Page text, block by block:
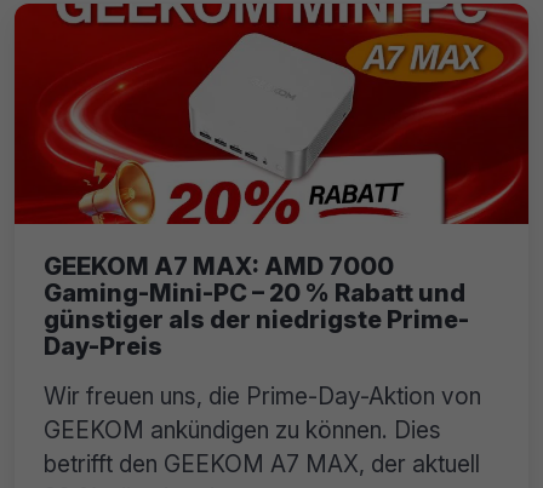
GEEKOM A7 MAX: AMD 7000
Gaming-Mini-PC – 20 % Rabatt und
günstiger als der niedrigste Prime-
Day-Preis
Wir freuen uns, die Prime-Day-Aktion von
GEEKOM ankündigen zu können. Dies
betrifft den GEEKOM A7 MAX, der aktuell